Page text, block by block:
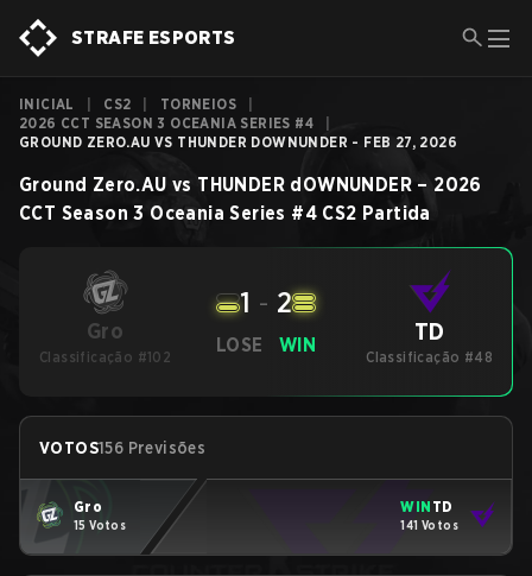
STRAFE ESPORTS
INICIAL CS2 TORNEIOS
2026 CCT SEASON 3 OCEANIA SERIES #4
GROUND ZERO.AU VS THUNDER DOWNUNDER - FEB 27, 2026
Ground Zero.AU vs THUNDER dOWNUNDER – 2026
CCT Season 3 Oceania Series #4 CS2 Partida
Gro
Classificação #102
LOSE
1 - 2
WIN TD
Classificação #48
VOTOS156 Previsões
Gro
15 Votos
WIN TD
141 Votos